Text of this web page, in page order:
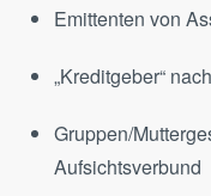
Emittenten von
„Kreditgeber“
Gruppen/
Aufsichtsverbund